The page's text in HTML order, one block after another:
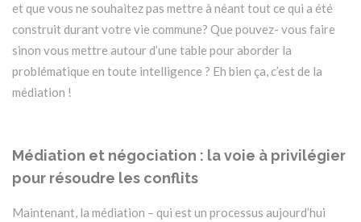
et que vous ne souhaitez pas mettre à néant tout ce qui a été
construit durant votre vie commune? Que pouvez- vous faire
sinon vous mettre autour d’une table pour aborder la
problématique en toute intelligence ? Eh bien ça, c’est de la
médiation !
Médiation et négociation : la voie à privilégier
pour résoudre les conflits
Maintenant, la médiation – qui est un processus aujourd’hui